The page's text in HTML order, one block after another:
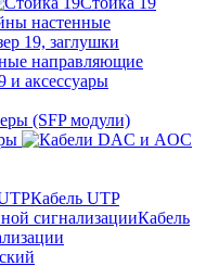
настенные
19, заглушки
направляющие
и аксессуары
(SFP модули)
Кабель UTP
Кабель